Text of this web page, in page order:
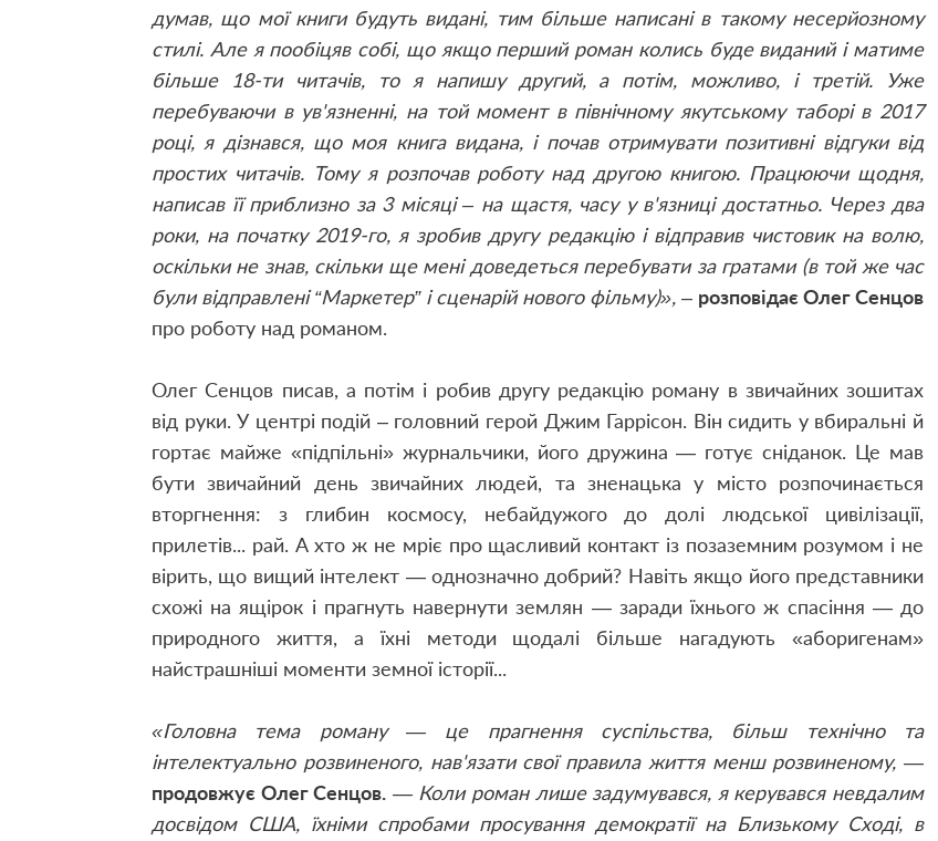
думав, що мої книги будуть видані, тим більше написані в такому несерйозному
стилі. Але я пообіцяв собі, що якщо перший роман колись буде виданий і матиме
більше 18-ти читачів, то я напишу другий, а потім, можливо, і третій. Уже
перебуваючи в ув'язненні, на той момент в північному якутському таборі в 2017
році, я дізнався, що моя книга видана, і почав отримувати позитивні відгуки від
простих читачів. Тому я розпочав роботу над другою книгою. Працюючи щодня,
написав її приблизно за 3 місяці – на щастя, часу у в'язниці достатньо. Через два
роки, на початку 2019-го, я зробив другу редакцію і відправив чистовик на волю,
оскільки не знав, скільки ще мені доведеться перебувати за гратами (в той же час
були відправлені “Маркетер” і сценарій нового фільму)», – розповідає Олег Сенцов
про роботу над романом.
Олег Сенцов писав, а потім і робив другу редакцію роману в звичайних зошитах
від руки. У центрі подій – головний герой Джим Гаррісон. Він сидить у вбиральні й
гортає майже «підпільні» журнальчики, його дружина — готує сніданок. Це мав
бути звичайний день звичайних людей, та зненацька у місто розпочинається
вторгнення: з глибин космосу, небайдужого до долі людської цивілізації,
прилетів... рай. А хто ж не мріє про щасливий контакт із позаземним розумом і не
вірить, що вищий інтелект — однозначно добрий? Навіть якщо його представники
схожі на ящірок і прагнуть навернути землян — заради їхнього ж спасіння — до
природного життя, а їхні методи щодалі більше нагадують «аборигенам»
найстрашніші моменти земної історії...
«Головна тема роману — це прагнення суспільства, більш технічно та
інтелектуально розвиненого, нав'язати свої правила життя менш розвиненому, —
продовжує Олег Сенцов. — Коли роман лише задумувався, я керувався невдалим
досвідом США, їхніми спробами просування демократії на Близькому Сході, в